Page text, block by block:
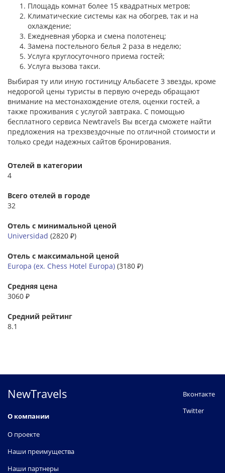
Площадь комнат более 15 квадратных метров;
Климатические системы как на обогрев, так и на
охлаждение;
Ежедневная уборка и смена полотенец;
Замена постельного белья 2 раза в неделю;
Услуга круглосуточного приема гостей;
Услуга вызова такси.
Выбирая ту или иную гостиницу Альбасете 3 звезды, кроме
недорогой цены туристы в первую очередь обращают
внимание на местонахождение отеля, оценки гостей, а
также проживания с услугой завтрака. С помощью
бесплатного сервиса Newtravels Вы всегда сможете найти
предложения на трехзвездочные по отличной стоимости и
только среди надежных сайтов бронирования.
Отелей в категории
4
Всего отелей в городе
32
Отель с минимальной ценой
Universidad (2820 ₽)
Отель с максимальной ценой
Europa (ех. Chess Hotel Europa) (3180 ₽)
Средняя цена
3060 ₽
Средний рейтинг
8.1
NewTravels
О компании
О проекте
Наши преимущества
Наши партнеры
Вконтакте
Twitter